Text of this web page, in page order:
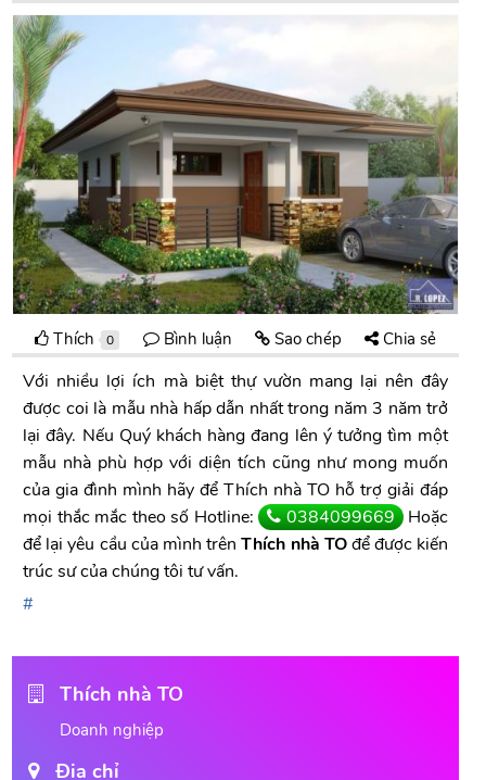
Thích 0 Bình luận Sao chép Chia sẻ
Với nhiều lợi ích mà biệt thự vườn mang lại nên đây
được coi là mẫu nhà hấp dẫn nhất trong năm 3 năm trở
lại đây. Nếu Quý khách hàng đang lên ý tưởng tìm một
mẫu nhà phù hợp với diện tích cũng như mong muốn
của gia đình mình hãy để Thích nhà TO hỗ trợ giải đáp
mọi thắc mắc theo số Hotline:
0384099669 Hoặc
để lại yêu cầu của mình trênThích nhà TOđể được kiến
trúc sư của chúng tôi tư vấn.
Thích nhà TO
Doanh nghiệp
Địa chỉ